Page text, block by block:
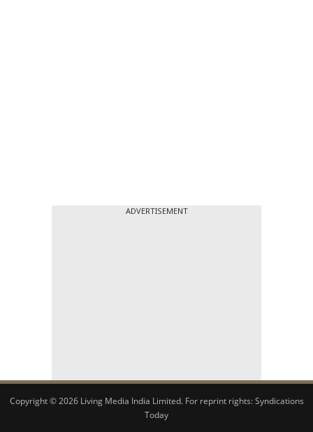
ADVERTISEMENT
Copyright © 2026 Living Media India Limited. For reprint rights:Syndications
Today